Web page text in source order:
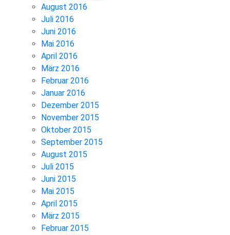
August 2016
Juli 2016
Juni 2016
Mai 2016
April 2016
März 2016
Februar 2016
Januar 2016
Dezember 2015
November 2015
Oktober 2015
September 2015
August 2015
Juli 2015
Juni 2015
Mai 2015
April 2015
März 2015
Februar 2015